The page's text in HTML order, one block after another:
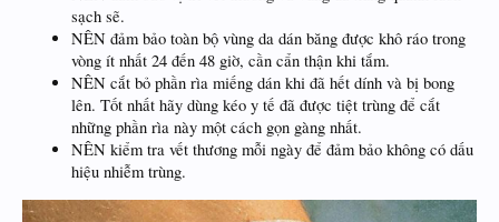
sạch sẽ.
NÊN đảm bảo toàn bộ vùng da dán băng được khô ráo trong
vòng ít nhất 24 đến 48 giờ, cần cẩn thận khi tắm.
NÊN cắt bỏ phần rìa miếng dán khi đã hết dính và bị bong
lên. Tốt nhất hãy dùng kéo y tế đã được tiệt trùng để cắt
những phần rìa này một cách gọn gàng nhất.
NÊN kiểm tra vết thương mỗi ngày để đảm bảo không có dấu
hiệu nhiễm trùng.